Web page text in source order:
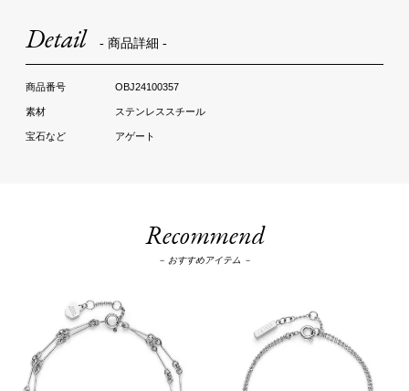
Detail - 商品詳細 -
OBJ24100357
ステンレススチール
アゲート
Recommend
－ おすすめアイテム －